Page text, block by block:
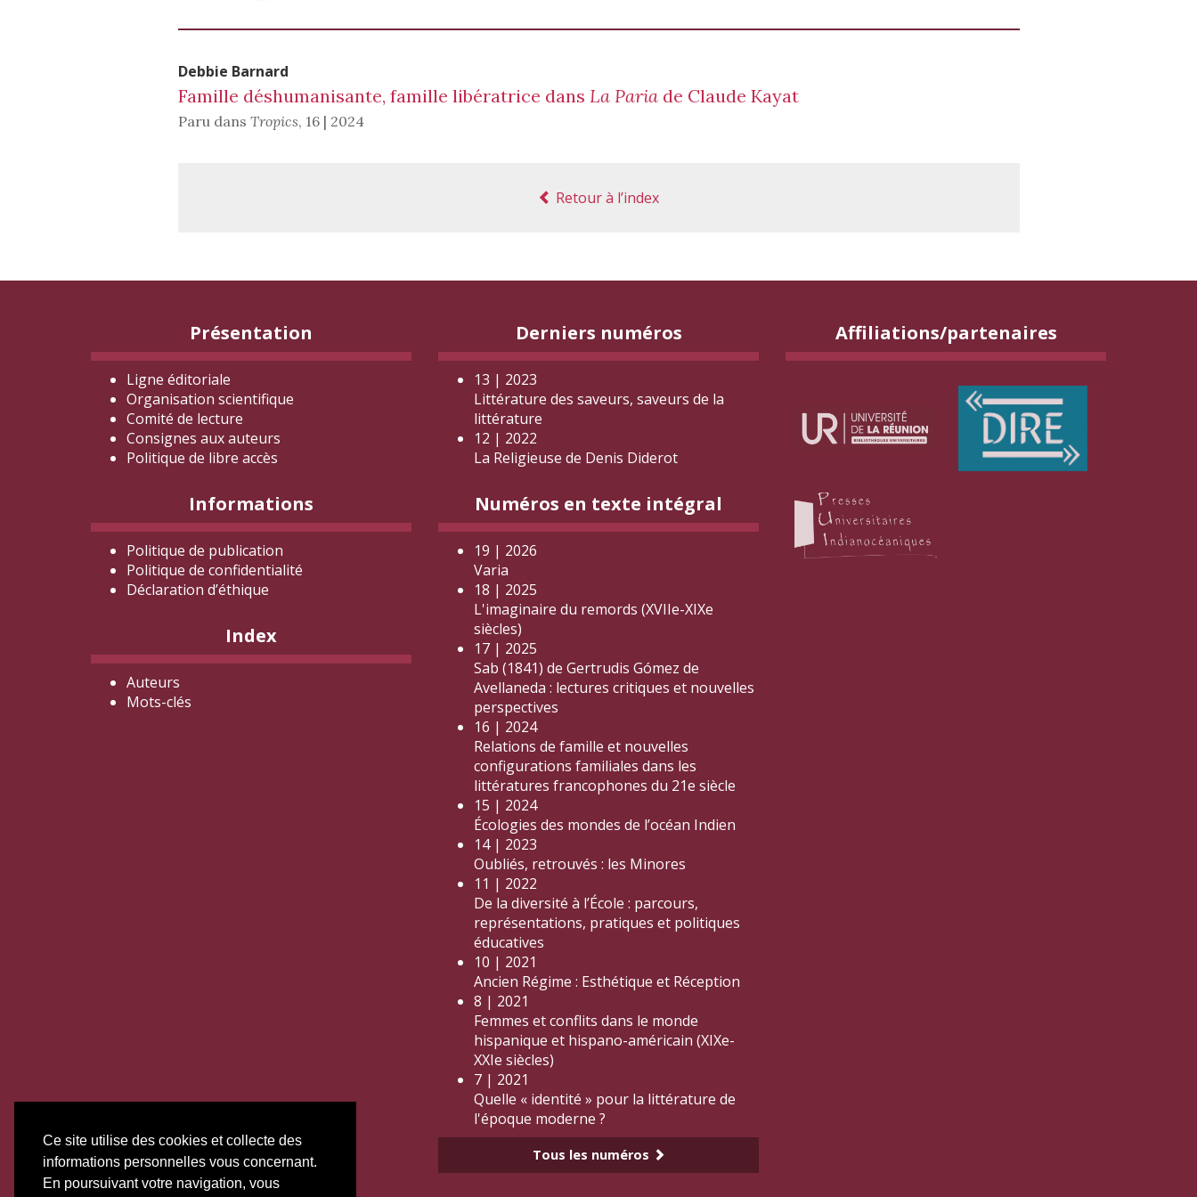
Ce site utilise des cookies et collecte des
informations personnelles vous concernant.
En poursuivant votre navigation, vous
Debbie Barnard
Famille déshumanisante, famille libératrice dans La Pariade Claude Kayat
Paru dans Tropics, 16 | 2024
Retour à l’index
Présentation
Ligne éditoriale
Organisation scientifique
Comité de lecture
Consignes aux auteurs
Politique de libre accès
Informations
Politique de publication
Politique de confidentialité
Déclaration d’éthique
Index
Auteurs
Mots-clés
Derniers numéros
13 | 2023
Littérature des saveurs, saveurs de la
littérature
12 | 2022
La Religieuse de Denis Diderot
Numéros en texte intégral
19 | 2026
Varia
18 | 2025
L'imaginaire du remords (XVIIe-XIXe
siècles)
17 | 2025
Sab (1841) de Gertrudis Gómez de
Avellaneda : lectures critiques et nouvelles
perspectives
16 | 2024
Relations de famille et nouvelles
configurations familiales dans les
littératures francophones du 21e siècle
15 | 2024
Écologies des mondes de l’océan Indien
14 | 2023
Oubliés, retrouvés : les Minores
11 | 2022
De la diversité à l’École : parcours,
représentations, pratiques et politiques
éducatives
10 | 2021
Ancien Régime : Esthétique et Réception
8 | 2021
Femmes et conflits dans le monde
hispanique et hispano-américain (XIXe-
XXIe siècles)
7 | 2021
Quelle « identité » pour la littérature de
l'époque moderne ?
Tous les numéros
Affiliations/partenaires